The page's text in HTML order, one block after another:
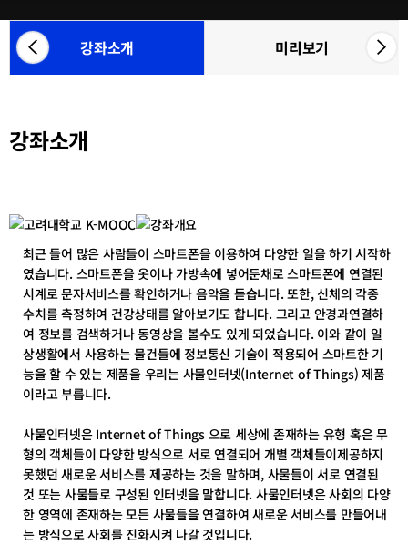
좌
카
테
록
이
동
이
동
강좌소개 미리보기
참
목
록
강좌소개
최근 들어 많은 사람들이 스마트폰을 이용하여 다양한 일을 하기 시작하
였습니다. 스마트폰을 옷이나 가방속에 넣어둔채로 스마트폰에 연결된
시계로 문자서비스를 확인하거나 음악을 듣습니다. 또한, 신체의 각종
수치를 측정하여 건강상태를 알아보기도 합니다. 그리고 안경과연결하
여 정보를 검색하거나 동영상을 볼수도 있게 되었습니다. 이와 같이 일
상생활에서 사용하는 물건들에 정보통신 기술이 적용되어 스마트한 기
능을 할 수 있는 제품을 우리는 사물인터넷(Internet of Things) 제품
이라고 부릅니다.
사물인터넷은 Internet of Things 으로 세상에 존재하는 유형 혹은 무
형의 객체들이 다양한 방식으로 서로 연결되어 개별 객체들이제공하지
못했던 새로운 서비스를 제공하는 것을 말하며, 사물들이 서로 연결된
것 또는 사물들로 구성된 인터넷을 말합니다. 사물인터넷은 사회의 다양
한 영역에 존재하는 모든 사물들을 연결하여 새로운 서비스를 만들어내
는 방식으로 사회를 진화시켜 나갈 것입니다.